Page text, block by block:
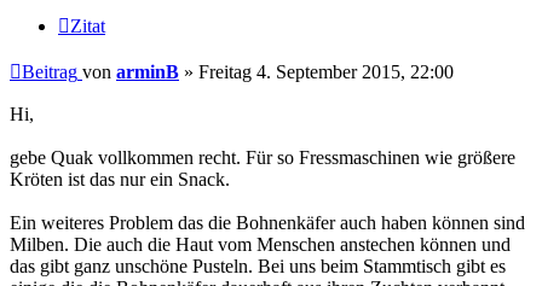
Zitat
Beitrag von arminB » Freitag 4. September 2015, 22:00
Hi,
gebe Quak vollkommen recht. Für so Fressmaschinen wie größere
Kröten ist das nur ein Snack.
Ein weiteres Problem das die Bohnenkäfer auch haben können sind
Milben. Die auch die Haut vom Menschen anstechen können und
das gibt ganz unschöne Pusteln. Bei uns beim Stammtisch gibt es